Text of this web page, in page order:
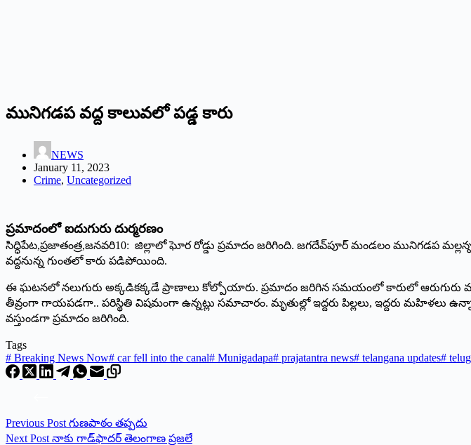
మునిగడప వద్ద కాలువలో పడ్డ కారు
NEWS
January 11, 2023
Crime, Uncategorized
ప్రమాదంలో ఐదుగురు దుర్మరణం
సిద్ధిపేట,ప్రజాతంత్ర,జనవరి10: జిల్లాలో ఘోర రోడ్డు ప్రమాదం జరిగింది. జగదేవ్‌పూర్‌ ‌మండలం మునిగడప
వద్దనున్న గుంతలో కారు పడిపోయింది.
ఈ ఘటనలో నలుగురు అక్కడికక్కడే ప్రాణాలు కోల్పోయారు. ప్రమాదం జరిగిన సమయంలో కారులో ఆరుగురు
తీవ్రంగా గాయపడగా.. పరిస్థితి విషమంగా ఉన్నట్లు సమాచారం. మృతుల్లో ఇద్దరు పిల్లలు, ఇద్దరు
వస్తుండగా ప్రమాదం జరిగింది.
Tags
# Breaking News Now# car fell into the canal# Munigadapa# prajatantra news# telangana updates#
Previous Post గుణపాఠం తప్పదు
Next Post నాకు గాడ్‌ఫాదర్‌ ‌తెలంగాణ ప్రజలే